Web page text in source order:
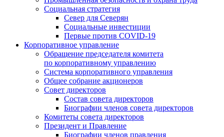
Социальная стратегия
Север для Северян
Социальные инвестиции
Первые против COVID‑19
Корпоративное управление
Обращение председателя комитета
по корпоративному управлению
Система корпоративного управления
Общее собрание акционеров
Совет директоров
Состав совета директоров
Биографии членов совета директоров
Комитеты совета директоров
Президент и Правление
Биографии членов правления